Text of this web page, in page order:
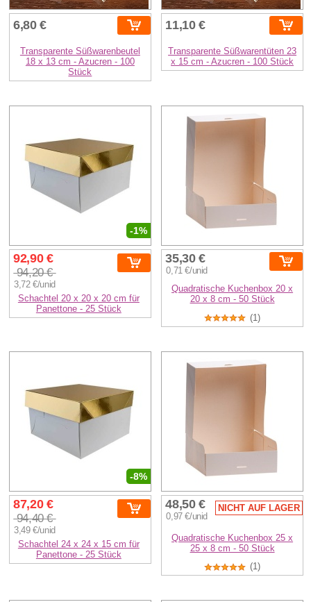
6,80 €
Transparente Süßwarenbeutel
18 x 13 cm - Azucren - 100
Stück
11,10 €
Transparente Süßwarentüten 23
x 15 cm - Azucren - 100 Stück
-1%
92,90 €
94,20 €
3,72 €/unid
Schachtel 20 x 20 x 20 cm für
Panettone - 25 Stück
35,30 €
0,71 €/unid
Quadratische Kuchenbox 20 x
20 x 8 cm - 50 Stück
(1)
-8%
87,20 €
94,40 €
3,49 €/unid
Schachtel 24 x 24 x 15 cm für
Panettone - 25 Stück
48,50 €
0,97 €/unid
NICHT AUF LAGER
Quadratische Kuchenbox 25 x
25 x 8 cm - 50 Stück
(1)